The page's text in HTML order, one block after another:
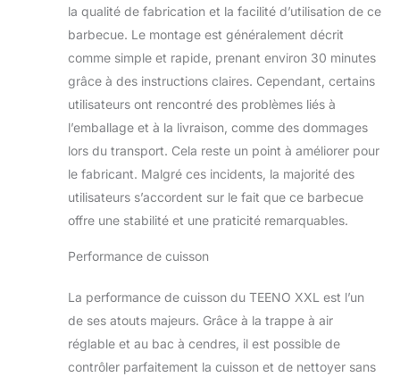
bouteilles (ouvre
instantanément vos
parfait pour
accompagner le
barbecue), plateaux
latéraux repliables
temporairement
sauces, téléphone,
plus de galère),
crochets (pinces,
! Duallumage du feu
barbecue à l’apéritif,
un seul équipement
répond à tous les
la qualité de fabrication et la facilité d’utilisation de ce
barbecue. Le montage est généralement décrit
comme simple et rapide, prenant environ 30 minutes
grâce à des instructions claires. Cependant, certains
utilisateurs ont rencontré des problèmes liés à
l’emballage et à la livraison, comme des dommages
lors du transport. Cela reste un point à améliorer pour
le fabricant. Malgré ces incidents, la majorité des
utilisateurs s’accordent sur le fait que ce barbecue
offre une stabilité et une praticité remarquables.
Performance de cuisson
La performance de cuisson du TEENO XXL est l’un
de ses atouts majeurs. Grâce à la trappe à air
réglable et au bac à cendres, il est possible de
contrôler parfaitement la cuisson et de nettoyer sans